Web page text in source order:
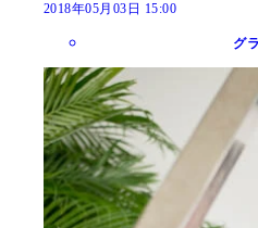
2018年05月03日 15:00
グ